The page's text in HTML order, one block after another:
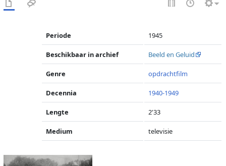
Periode 1945
Beschikbaar in archief Beeld en Geluid
Genre opdrachtfilm
Decennia 1940-1949
Lengte 2'33
Medium televisie